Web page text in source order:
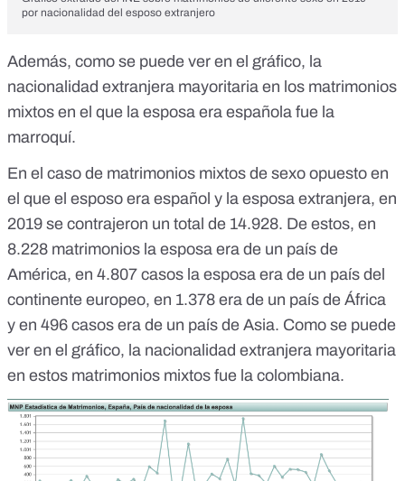
por nacionalidad del esposo extranjero
Además, como se puede ver en el gráfico, la
nacionalidad extranjera mayoritaria en los matrimonios
mixtos en el que la esposa era española fue la
marroquí.
En el caso de matrimonios mixtos de sexo opuesto en
el que el esposo era español y la esposa extranjera, en
2019 se contrajeron un total de 14.928. De estos, en
8.228 matrimonios la esposa era de un país de
América, en 4.807 casos la esposa era de un país del
continente europeo, en 1.378 era de un país de África
y en 496 casos era de un país de Asia. Como se puede
ver en el gráfico, la nacionalidad extranjera mayoritaria
en estos matrimonios mixtos fue la colombiana.